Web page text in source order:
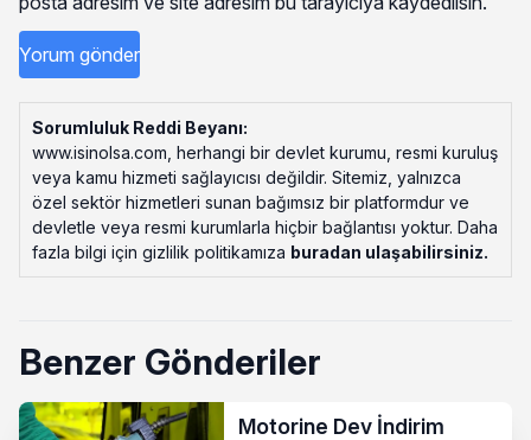
Sorumluluk Reddi Beyanı:
www.isinolsa.com, herhangi bir devlet kurumu, resmi kuruluş
veya kamu hizmeti sağlayıcısı değildir. Sitemiz, yalnızca
özel sektör hizmetleri sunan bağımsız bir platformdur ve
devletle veya resmi kurumlarla hiçbir bağlantısı yoktur. Daha
fazla bilgi için gizlilik politikamıza buradan ulaşabilirsiniz.
Benzer Gönderiler
Motorine Dev İndirim